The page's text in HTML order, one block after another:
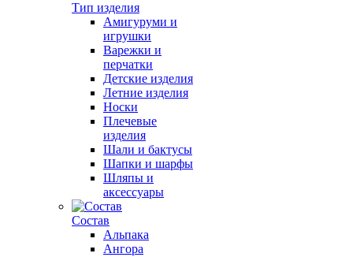
Тип изделия
Амигуруми и
игрушки
Варежки и
перчатки
Детские изделия
Летние изделия
Носки
Плечевые
изделия
Шали и бактусы
Шапки и шарфы
Шляпы и
аксессуары
Состав
Альпака
Ангора